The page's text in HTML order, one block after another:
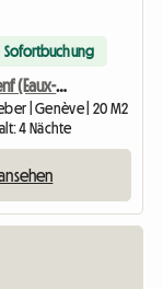
Sofortbuchung
🏡 WG-Zimmer – Genf (Eaux-Vives)
| Genève | 20 M2
4 Nächte